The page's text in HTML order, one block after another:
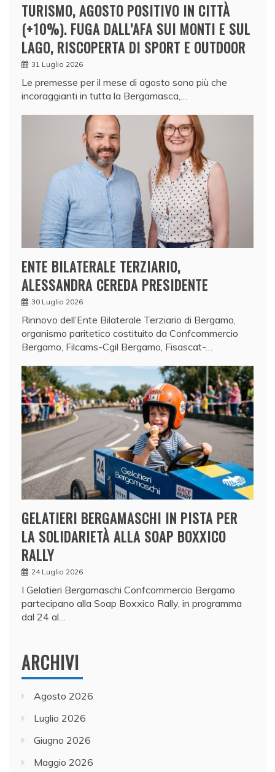
TURISMO, AGOSTO POSITIVO IN CITTÀ
(+10%). FUGA DALL’AFA SUI MONTI E SUL
LAGO, RISCOPERTA DI SPORT E OUTDOOR
31 Luglio 2026
Le premesse per il mese di agosto sono più che
incoraggianti in tutta la Bergamasca,…
ENTE BILATERALE TERZIARIO,
ALESSANDRA CEREDA PRESIDENTE
30 Luglio 2026
Rinnovo dell’Ente Bilaterale Terziario di Bergamo,
organismo paritetico costituito da Confcommercio
Bergamo, Filcams-Cgil Bergamo, Fisascat-…
GELATIERI BERGAMASCHI IN PISTA PER
LA SOLIDARIETÀ ALLA SOAP BOXXICO
RALLY
24 Luglio 2026
I Gelatieri Bergamaschi Confcommercio Bergamo
partecipano alla Soap Boxxico Rally, in programma
dal 24 al…
ARCHIVI
Agosto 2026
Luglio 2026
Giugno 2026
Maggio 2026